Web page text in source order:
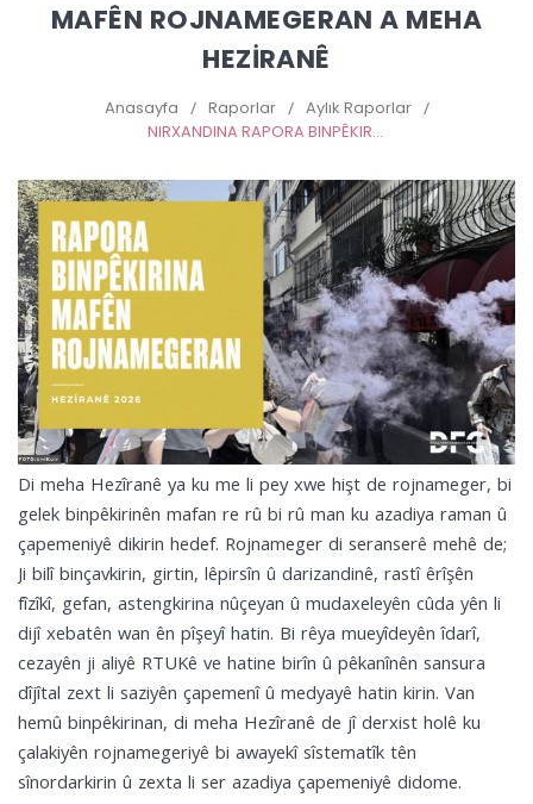
MAFÊN ROJNAMEGERAN A MEHA
HEZİRANÊ
Anasayfa / Raporlar / Aylık Raporlar /
NIRXANDINA RAPORA BINPÊKIRINA MAFÊN ROJNAMEGERAN A MEHA HEZİRANÊ
Di meha Hezîranê ya ku me li pey xwe hişt de rojnameger, bi
gelek binpêkirinên mafan re rû bi rû man ku azadiya raman û
çapemeniyê dikirin hedef. Rojnameger di seranserê mehê de;
Ji bilî binçavkirin, girtin, lêpirsîn û darizandinê, rastî êrîşên
fîzîkî, gefan, astengkirina nûçeyan û mudaxeleyên cûda yên li
dijî xebatên wan ên pîşeyî hatin. Bi rêya mueyîdeyên îdarî,
cezayên ji aliyê RTUKê ve hatine birîn û pêkanînên sansura
dîjîtal zext li saziyên çapemenî û medyayê hatin kirin. Van
hemû binpêkirinan, di meha Hezîranê de jî derxist holê ku
çalakiyên rojnamegeriyê bi awayekî sîstematîk tên
sînordarkirin û zexta li ser azadiya çapemeniyê didome.